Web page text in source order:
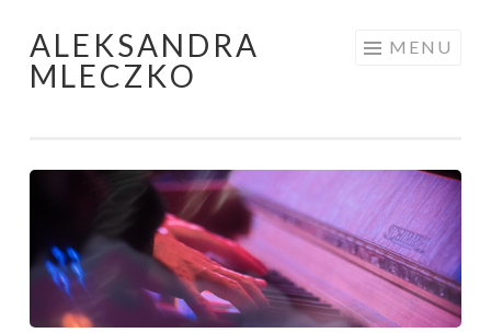
Skip to content
ALEKSANDRA
MLECZKO
MENU